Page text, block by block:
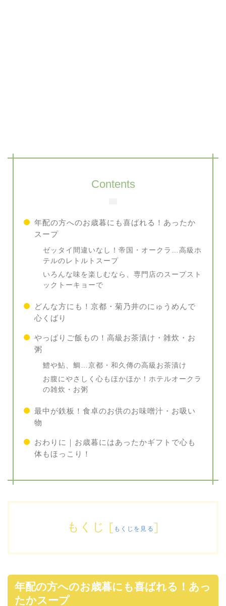
Contents
年配の方へのお歳暮にも喜ばれる！あったか
スープ
ゼッタイ間違いなし！帝国・オークラ…高級ホ
テルのレトルトスープ
いろんな味を楽しむなら、専門店のスープスト
ックトーキョーで
どんな方にも！京都・菊乃井のにゅうめんで
心くばり
やっぱりご飯もの！高級お茶漬け・雑炊・お
粥
鱧や鮎、鯛…京都・和久傳の高級お茶漬け
お腹にやさしく心もほかほか！ホテルオークラ
の雑炊・お粥
最中が鉄板！食卓のお供のお味噌汁・お吸い
物
おわりに｜お歳暮にはあったかギフトで心も
体もほっこり！
もくじ [ もくじを見る]
年配の方へのお歳暮にも喜ばれる！あっ
たかスープ